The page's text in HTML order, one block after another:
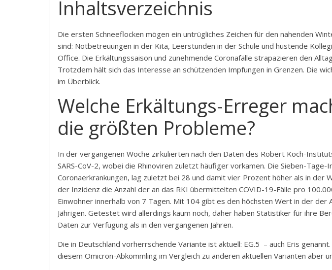
Inhaltsverzeichnis
Die ersten Schneeflocken mögen ein untrügliches Zeichen für den nahenden
sind: Notbetreuungen in der Kita, Leerstunden in der Schule und hustende
Office. Die Erkältungssaison und zunehmende Coronafälle strapazieren den
Trotzdem hält sich das Interesse an schützenden Impfungen in Grenzen. Die
im Überblick.
Welche Erkältungs-Erreger
die größten Probleme?
In der vergangenen Woche zirkulierten nach den Daten des Robert Koch-
SARS-CoV-2, wobei die Rhinoviren zuletzt häufiger vorkamen. Die Sieben-Tage-
Coronaerkrankungen, lag zuletzt bei 28 und damit vier Prozent höher als in der
der Inzidenz die Anzahl der an das RKI übermittelten COVID-19-Fälle pro
Einwohner innerhalb von 7 Tagen. Mit 104 gibt es den höchsten Wert in der
Jährigen. Getestet wird allerdings kaum noch, daher haben Statistiker für ihre
Daten zur Verfügung als in den vergangenen Jahren.
Die in Deutschland vorherrschende Variante ist aktuell: EG.5 – auch Eris
diesem Omicron-Abkömmling im Vergleich zu anderen aktuellen Varianten aber